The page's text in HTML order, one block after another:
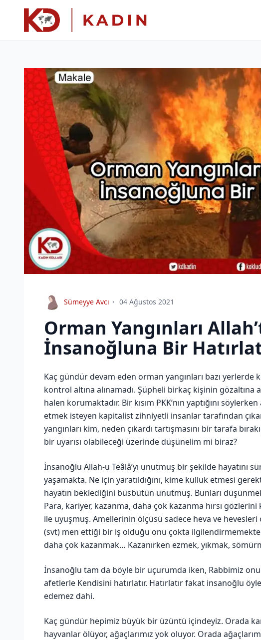
Sümeyye Avcı 04 Ağustos 2021
Orman Yangınları
İnsanoğluna Bir
Kaç gündür devam eden orman yangınları bazı yerlerde
kontrol altına alınamadı. Şüpheli birkaç kişinin gözaltına
halen korumaktadır. Bir kısım PKK’nın yaptığını
etmek isteyen kapitalist zihniyetli insanlar tarafından
yangınları kim, neden çıkardı tartışmasını bir tarafa
bir uyarısı olabileceği üzerinde düşünelim mi biraz?
İnsanoğlu Allah-u Teâlâ’yı unutmuş bir şekilde hayatını
yaşamakta. Ne için yaratıldığını, kime kulluk etmesi
hayatın beklediğini büsbütün unutmuş. Bunları
Para, kariyer, kazanma, daha çok kazanma hırsı
ile uyuşmuş. Amellerinin ölçüsü sadece heva ve hevesleri
(svt) men ettiği bir iş olduğu onu çokta
daha çok kazanmak… Kazanırken ezmek, yıkmak,
İnsanoğlu tam da böyle bir uçurumda iken, Rabbimiz
afetlerle Kendisini hatırlatır. Hatırlatır fakat insanoğlu
edemez dahi.
Kaç gündür hepimiz büyük bir üzüntü içindeyiz. Orada
hayvanlar ölüyor, ağaçlarımız yok oluyor. Orada